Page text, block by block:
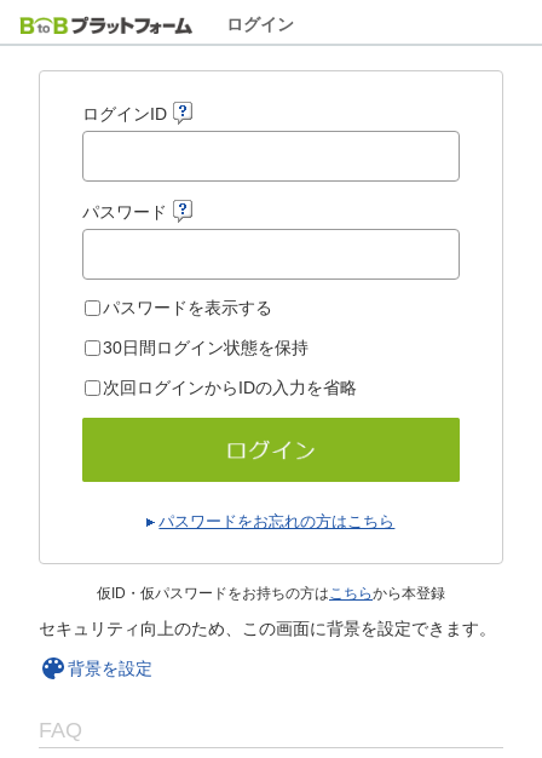
ログイン
ログインID
パスワード
パスワードを表示する
30日間ログイン状態を保持
次回ログインからIDの入力を省略
パスワードをお忘れの方はこちら
仮ID・仮パスワードをお持ちの方はこちらから本登録
セキュリティ向上のため、この画面に背景を設定できます。
背景を設定
FAQ